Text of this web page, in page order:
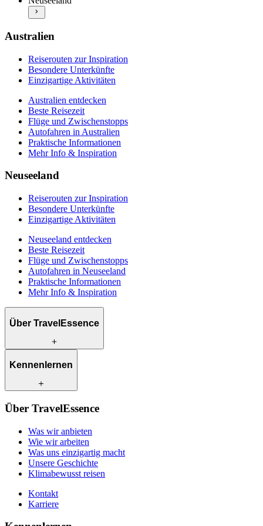
Mehr Info & Inspiration
Beste Reisezeit
Flüge und Zwischenstopps
Praktische Informationen
Australien
Reiserouten zur Inspiration
Besondere Unterkünfte
Einzigartige Aktivitäten
Australien entdecken
Beste Reisezeit
Flüge und Zwischenstopps
Autofahren in Australien
Praktische Informationen
Mehr Info & Inspiration
Neuseeland
Reiserouten zur Inspiration
Besondere Unterkünfte
Einzigartige Aktivitäten
Neuseeland entdecken
Beste Reisezeit
Flüge und Zwischenstopps
Autofahren in Neuseeland
Praktische Informationen
Mehr Info & Inspiration
Über TravelEssence
Was wir anbieten
Was uns einzigartig macht
Klimabewusst reisen
Kontakt
Karriere
Kennenlernen
Unsere Reiseexperten
Unsere Kunden
Über TravelEssence
Was wir anbieten
Wie wir arbeiten
Was uns einzigartig macht
Unsere Geschichte
Klimabewusst reisen
Kontakt
Karriere